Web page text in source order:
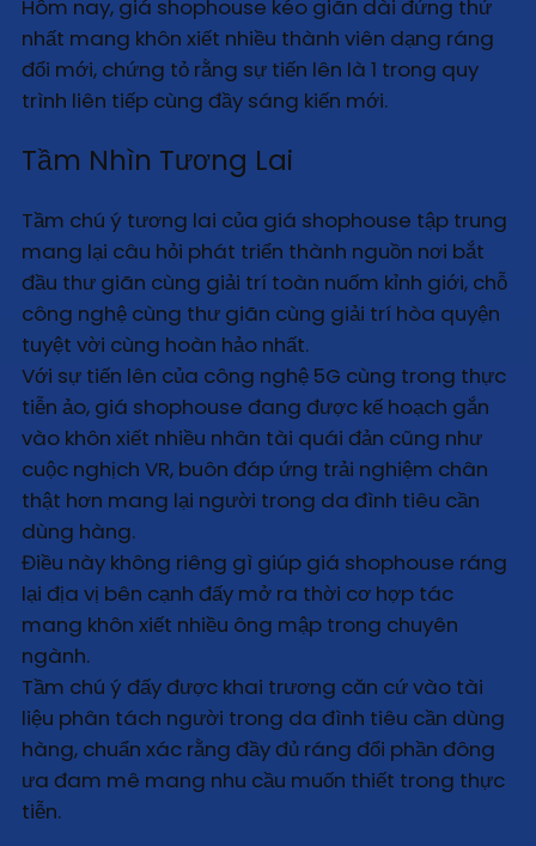
Hôm nay, giá shophouse kéo giãn dài đứng thứ
nhất mang khôn xiết nhiều thành viên dạng ráng
đổi mới, chứng tỏ rằng sự tiến lên là 1 trong quy
trình liên tiếp cùng đầy sáng kiến mới.
Tầm Nhìn Tương Lai
Tầm chú ý tương lai của giá shophouse tập trung
mang lại câu hỏi phát triển thành nguồn nơi bắt
đầu thư giãn cùng giải trí toàn nuốm kỉnh giới, chỗ
công nghệ cùng thư giãn cùng giải trí hòa quyện
tuyệt vời cùng hoàn hảo nhất.
Với sự tiến lên của công nghệ 5G cùng trong thực
tiễn ảo, giá shophouse đang được kế hoạch gắn
vào khôn xiết nhiều nhân tài quái đản cũng như
cuộc nghịch VR, buôn đáp ứng trải nghiệm chân
thật hơn mang lại người trong da đình tiêu cần
dùng hàng.
Điều này không riêng gì giúp giá shophouse ráng
lại địa vị bên cạnh đấy mở ra thời cơ hợp tác
mang khôn xiết nhiều ông mập trong chuyên
ngành.
Tầm chú ý đấy được khai trương căn cứ vào tài
liệu phân tách người trong da đình tiêu cần dùng
hàng, chuẩn xác rằng đầy đủ ráng đổi phần đông
ưa đam mê mang nhu cầu muốn thiết trong thực
tiễn.